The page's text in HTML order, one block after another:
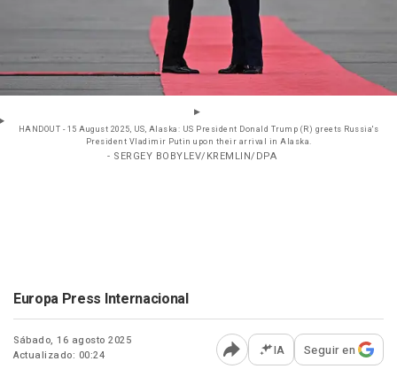
HANDOUT - 15 August 2025, US, Alaska: US President Donald Trump (R) greets Russia's
President Vladimir Putin upon their arrival in Alaska.
- SERGEY BOBYLEV/KREMLIN/DPA
Europa Press Internacional
Sábado, 16 agosto 2025
Actualizado: 00:24
Abrir opciones para
IA Seguir en